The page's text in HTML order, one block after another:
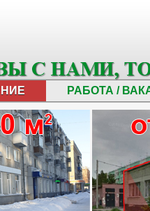
РАБОТА /